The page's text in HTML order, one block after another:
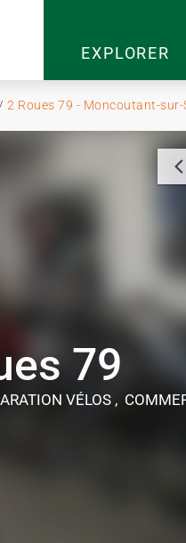
EXPLORER
2 Roues 79 - Moncoutant-sur-
79
VÉLOS ,